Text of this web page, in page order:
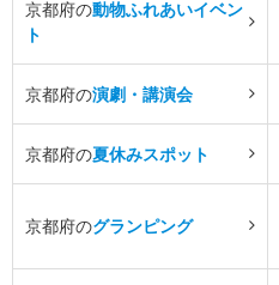
京都府の動物ふれあいイベン
ト
京都府の演劇・講演会
京都府の夏休みスポット
京都府のグランピング